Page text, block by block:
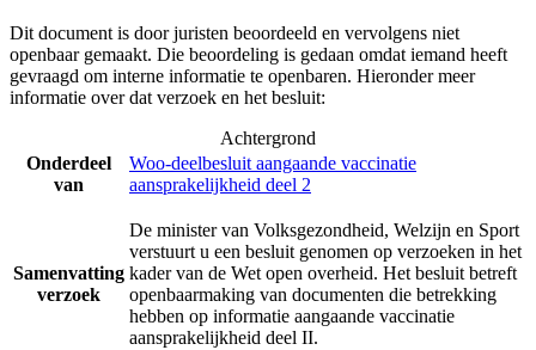
Dit document is door juristen beoordeeld en vervolgens niet
openbaar gemaakt. Die beoordeling is gedaan omdat iemand heeft
gevraagd om interne informatie te openbaren. Hieronder meer
informatie over dat verzoek en het besluit:
Achtergrond
Onderdeel
van
Woo-deelbesluit aangaande vaccinatie
aansprakelijkheid deel 2
Samenvatting
verzoek
De minister van Volksgezondheid, Welzijn en Sport
verstuurt u een besluit genomen op verzoeken in het
kader van de Wet open overheid. Het besluit betreft
openbaarmaking van documenten die betrekking
hebben op informatie aangaande vaccinatie
aansprakelijkheid deel II.